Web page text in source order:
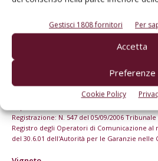
Gestisci 1808 fornitori Per
Accetta
Preferenze
Cookie Policy
© Tecniche Nuove Spa. Tutti i diritti riservati.
20157 Milano | Codice fiscale, Partita IVA e
Registrazione: N. 547 del 05/09/2006
Registro degli Operatori di Comunicazione al
del 30.6.01 dell'Autorità per le Garanzie nelle